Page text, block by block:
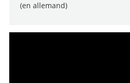
(en allemand)